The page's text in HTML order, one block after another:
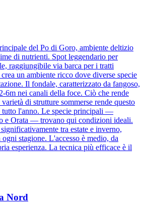
del Po di Goro, ambiente deltizio
di nutrienti. Spot leggendario per
raggiungibile via barca per i tratti
un ambiente ricco dove diverse specie
Il fondale, caratterizzato da fangoso,
6m nei canali della foce. Ciò che rende
di strutture sommerse rende questo
tutto l'anno. Le specie principali —
e Orata — trovano qui condizioni ideali.
tra estate e inverno,
stagione. L'accesso è medio, da
esperienza. La tecnica più efficace è il
Nord